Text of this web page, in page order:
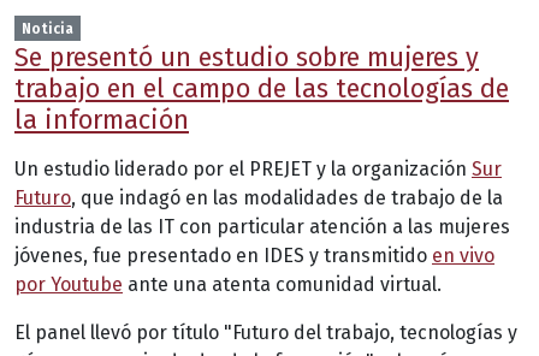
Noticia
Se presentó un estudio sobre mujeres y
trabajo en el campo de las tecnologías de
la información
Un estudio liderado por el PREJET y la organización Sur
Futuro, que indagó en las modalidades de trabajo de la
industria de las IT con particular atención a las mujeres
jóvenes, fue presentado en IDES y transmitido en vivo
por Youtube ante una atenta comunidad virtual.
El panel llevó por título "Futuro del trabajo, tecnologías y